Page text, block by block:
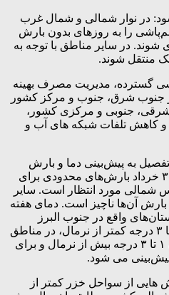
در نوار شمالی و شمال غرب
را به روزهای بدون بارش
در سایر مناطق با توجه به
منتقل شوند.
گسترده، مدیریت مصرف بهینه
جنوب شرق، جنوب و مرکز کشور
شرقی، جنوبی و مرکزی کشور،
و کاهش تلفات شبکه های آب و
به پیش‌بینی دما و بارش
پرداخته و آورده است: از ۲۵ تا ۳۱ خرداد بارش‌های محدودی برای
مورد انتظار است. سایر
آن‌ها ناچیز است. دمای هفته
واقع در جنوب البرز
مرکزی و شمال خلیج فارس ۱ تا ۳ درجه کمتر از نرمال، در مناطق
ساحلی و فراساحل دریای عمان ۱ تا ۳ درجه بیش از نرمال و برای
می شود.
هایی از سواحل خزر کمتر از